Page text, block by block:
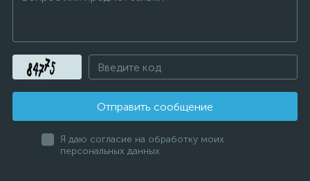
Отправить сообщение
Я даю согласие на обработку моих
персональных данных